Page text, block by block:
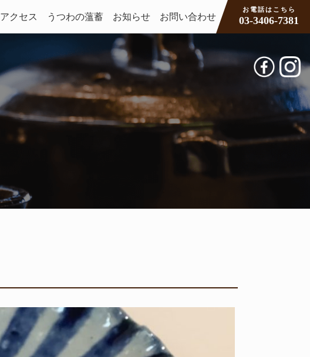
アクセス うつわの薀蓄 お知らせ お問い合わせ
お電話はこちら
03-3406-7381